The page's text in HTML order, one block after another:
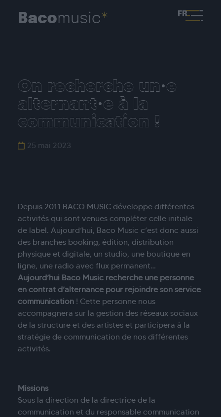
FR
On recherche un·e
alternant·e à la
communication !
25 mai 2023
Depuis 2011 BACO MUSIC développe différentes
activités qui sont venues compléter celle initiale
de label. Aujourd’hui, Baco Music c’est donc aussi
des branches booking, édition, distribution
physique et digitale, un studio, une boutique en
ligne, une radio avec flux permanent…
Aujourd’hui Baco Music recherche une personne
en contrat d’alternance pour rejoindre son service
communication! Cette personne nous
accompagnera sur la gestion des réseaux sociaux
de la structure et des artistes et participera à la
stratégie de communication de nos différentes
activités.
Missions
Sous la direction de la directrice de la
communication et du responsable communication